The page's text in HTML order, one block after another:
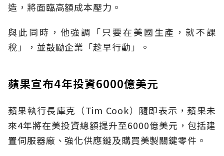
造，將面臨高額成本壓力。
與此同時，他強調「只要在美國生產，就不課
稅」，並鼓勵企業「趁早行動」。
蘋果宣布4年投資6000億美元
蘋果執行長庫克（Tim Cook）隨即表示，蘋果未
來4年將在美投資總額提升至6000億美元，包括建
置伺服器廠、強化供應鏈及購買美製關鍵零件。